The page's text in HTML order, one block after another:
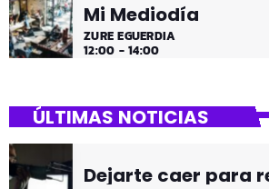
Mi Mediodía
ZURE EGUERDIA
12:00 - 14:00
ÚLTIMAS NOTICIAS
Dejarte caer para